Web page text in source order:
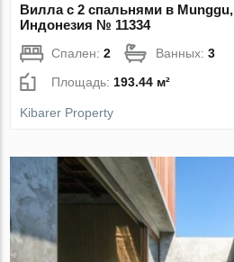
Вилла с 2 спальнями в
Индонезия № 11334
Спален:2 Ванных:3
Площадь: 193.44 м²
Kibarer Property